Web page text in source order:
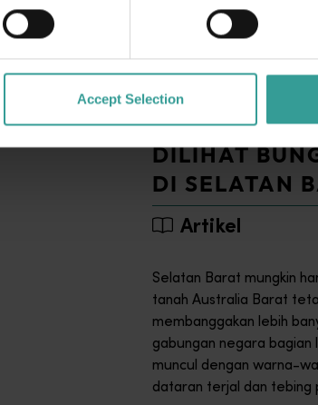
Accept Selection
Australia Barat tetapi ia mengemas
banyak hadiah, dengan pemandangan
LIMA
DILIHAT
DI SELATAN
Artikel
Selatan Barat mungkin
tanah Australia Barat
membanggakan lebih
gabungan negara bagian
muncul dengan warna-
dataran terjal dan tebing